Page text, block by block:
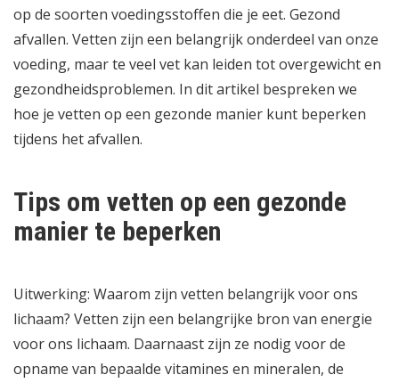
op de soorten voedingsstoffen die je eet. Gezond
afvallen. Vetten zijn een belangrijk onderdeel van onze
voeding, maar te veel vet kan leiden tot overgewicht en
gezondheidsproblemen. In dit artikel bespreken we
hoe je vetten op een gezonde manier kunt beperken
tijdens het afvallen.
Tips om vetten op een gezonde
manier te beperken
Uitwerking: Waarom zijn vetten belangrijk voor ons
lichaam? Vetten zijn een belangrijke bron van energie
voor ons lichaam. Daarnaast zijn ze nodig voor de
opname van bepaalde vitamines en mineralen, de